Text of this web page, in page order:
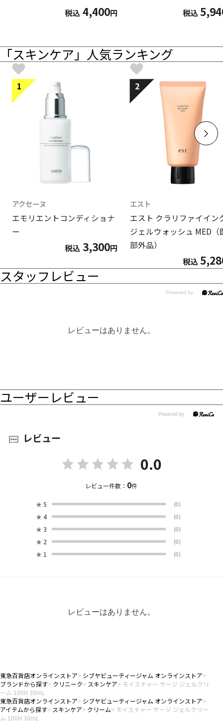
税込 4,400円
税込
「スキンケア」人気ランキング
1
アクセーヌ
エモリエントコンディショナ
ー
税込 3,300円
2
エスト
エスト クラリファイイン
ジェルウォッシュ MED（
部外品）
税込
スタッフレビュー
レビューはありません。
ユーザーレビュー
レビュー
0.0
レビュー件数： 0件
★ 5 (0)
★ 4 (0)
★ 3 (0)
★ 2 (0)
★ 1 (0)
レビューはありません。
東急百貨店オンラインストア
シブヤビューティージャム オンラインストア
ブランドから探す
クリニーク スキンケア
モイスチャー サージ ジェルクリ
ーム 100H 30mL
東急百貨店オンラインストア
シブヤビューティージャム オンラインストア
アイテムから探す
スキンケア クリーム
モイスチャー サージ ジェルクリー
ム 100H 30mL